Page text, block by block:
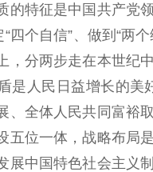
的特征是中国共产党
“四个自信”、做到“
，分两步走在本世纪
是人民日益增长的
、全体人民共同富裕
五位一体，战略布局
展中国特色社会主义